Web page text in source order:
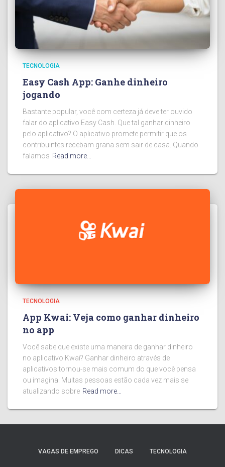
TECNOLOGIA
Easy Cash App: Ganhe dinheiro
jogando
Bastante popular, você com certeza já deve ter ouvido
falar do aplicativo Easy Cash. Que tal ganhar dinheiro
pelo aplicativo? O aplicativo promete permitir que os
contribuintes recebam grana sem sair de casa. Quando
falamos Read more…
TECNOLOGIA
App Kwai: Veja como ganhar dinheiro
no app
Você sabe que existe uma maneira de ganhar dinheiro
no aplicativo Kwai? Ganhar dinheiro através de
aplicativos tornou-se mais comum do que você pensa
ou imagina. Muitas pessoas estão cada vez mais se
atualizando sobre Read more…
VAGAS DE EMPREGO DICAS TECNOLOGIA